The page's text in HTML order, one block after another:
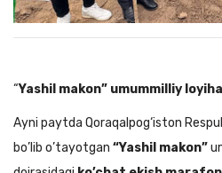
“Yashil makon” umummilliy
Ayni paytda Qoraqalpog‘iston
bo’lib o’tayotgan “Yashil makon”